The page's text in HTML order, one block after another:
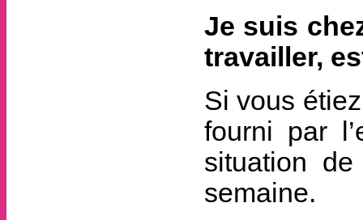
Je suis
travailler,
Si vous
fourni par
situation
semaine.